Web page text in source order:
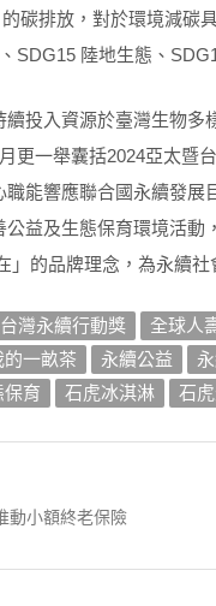
碳排放，對於環境減碳
SDG15 陸地生態、
續投入資源於臺灣生物
更一舉囊括2024亞太暨
職能響應聯合國永續發
公益及生態保育環境活
」的品牌理念，為永續社
灣永續行動獎 全球人
的一畝茶 永續公益
保育 石虎冰淇淋 石
動小額終老保險